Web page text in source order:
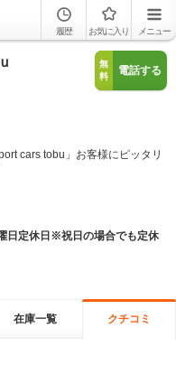
履歴 お気に入り メニュー
ｕ
無
料
電話する
cars tobu」お客様にピッタリ
日定休日※祝日の場合でも定休
在庫一覧 クチコミ